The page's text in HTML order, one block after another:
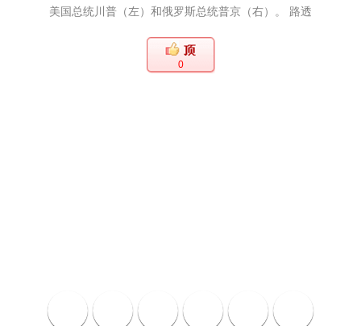
美国总统川普（左）和俄罗斯总统普京（右）。 路透
0